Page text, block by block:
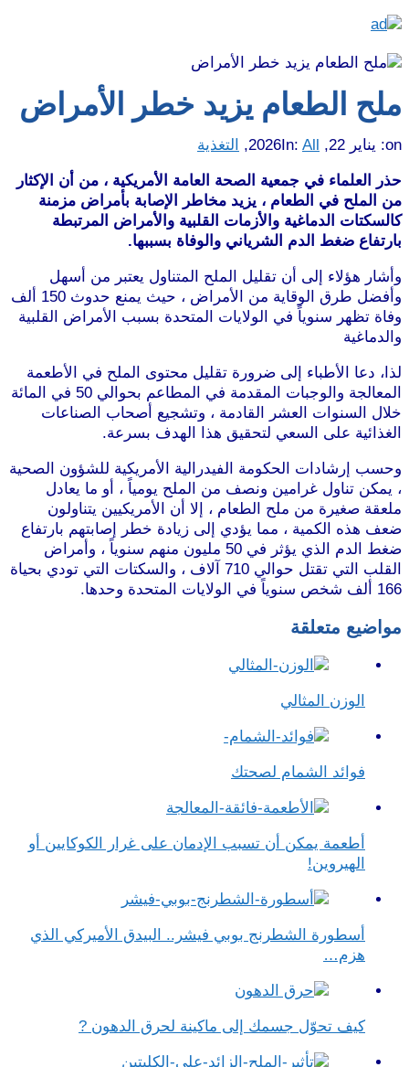
ملح الطعام يزيد خطر الأمراض
on: يناير 22, 2026 In: All
, التغذية
حذر العلماء في جمعية الصحة العامة الأمريكية ، من أن الإكثار
من الملح في الطعام ، يزيد مخاطر الإصابة بأمراض مزمنة
كالسكتات الدماغية والأزمات القلبية والأمراض المرتبطة
بارتفاع ضغط الدم الشرياني والوفاة بسببها.
وأشار هؤلاء إلى أن تقليل الملح المتناول يعتبر من أسهل
وأفضل طرق الوقاية من الأمراض ، حيث يمنع حدوث 150 ألف
وفاة تظهر سنوياً في الولايات المتحدة بسبب الأمراض القلبية
والدماغية
لذا، دعا الأطباء إلى ضرورة تقليل محتوى الملح في الأطعمة
المعالجة والوجبات المقدمة في المطاعم بحوالي 50 في المائة
خلال السنوات العشر القادمة ، وتشجيع أصحاب الصناعات
الغذائية على السعي لتحقيق هذا الهدف بسرعة.
وحسب إرشادات الحكومة الفيدرالية الأمريكية للشؤون الصحية
، يمكن تناول غرامين ونصف من الملح يومياً ، أو ما يعادل
ملعقة صغيرة من ملح الطعام ، إلا أن الأمريكيين يتناولون
ضعف هذه الكمية ، مما يؤدي إلى زيادة خطر إصابتهم بارتفاع
ضغط الدم الذي يؤثر في 50 مليون منهم سنوياً ، وأمراض
القلب التي تقتل حوالي 710 آلاف ، والسكتات التي تودي بحياة
166 ألف شخص سنوياً في الولايات المتحدة وحدها.
مواضيع متعلقة
الوزن المثالي
فوائد الشمام لصحتك
أطعمة يمكن أن تسبب الإدمان على غرار الكوكايين أو
الهيروين!
أسطورة الشطرنج بوبي فيشر.. البيدق الأميركي الذي
هزم…
كيف تحوّل جسمك إلى ماكينة لحرق الدهون ?